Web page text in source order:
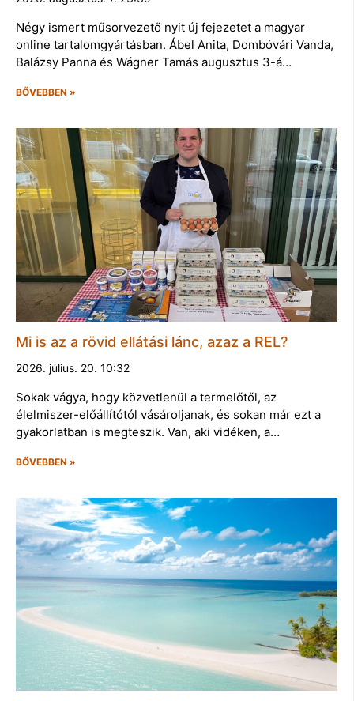
Négy ismert műsorvezető nyit új fejezetet a magyar
online tartalomgyártásban. Ábel Anita, Dombóvári Vanda,
Balázsy Panna és Wágner Tamás augusztus 3-á…
BŐVEBBEN »
Mi is az a rövid ellátási lánc, azaz a REL?
2026. július. 20. 10:32
Sokak vágya, hogy közvetlenül a termelőtől, az
élelmiszer-előállítótól vásároljanak, és sokan már ezt a
gyakorlatban is megteszik. Van, aki vidéken, a…
BŐVEBBEN »